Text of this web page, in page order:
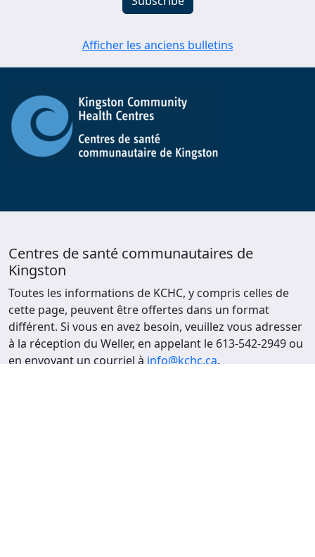
Afficher les anciens bulletins
Centres de santé communautaires de
Kingston
Toutes les informations de KCHC, y compris celles de
cette page, peuvent être offertes dans un format
différent. Si vous en avez besoin, veuillez vous adresser
à la réception du Weller, en appelant le 613-542-2949 ou
en envoyant un courriel à info@kchc.ca.